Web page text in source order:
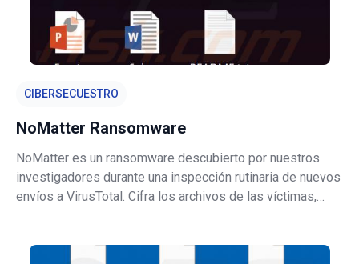
CIBERSECUESTRO
NoMatter Ransomware
NoMatter es un ransomware descubierto por nuestros
investigadores durante una inspección rutinaria de nuevos
envíos a VirusTotal. Cifra los archivos de las víctimas,
de la mayoría de los